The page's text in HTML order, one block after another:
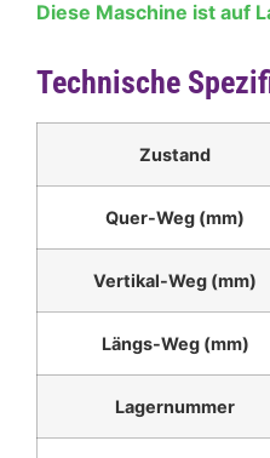
Diese Maschine ist auf
Technische
Zustand
Quer-Weg (mm)
Vertikal-Weg (mm)
Längs-Weg (mm)
Lagernummer